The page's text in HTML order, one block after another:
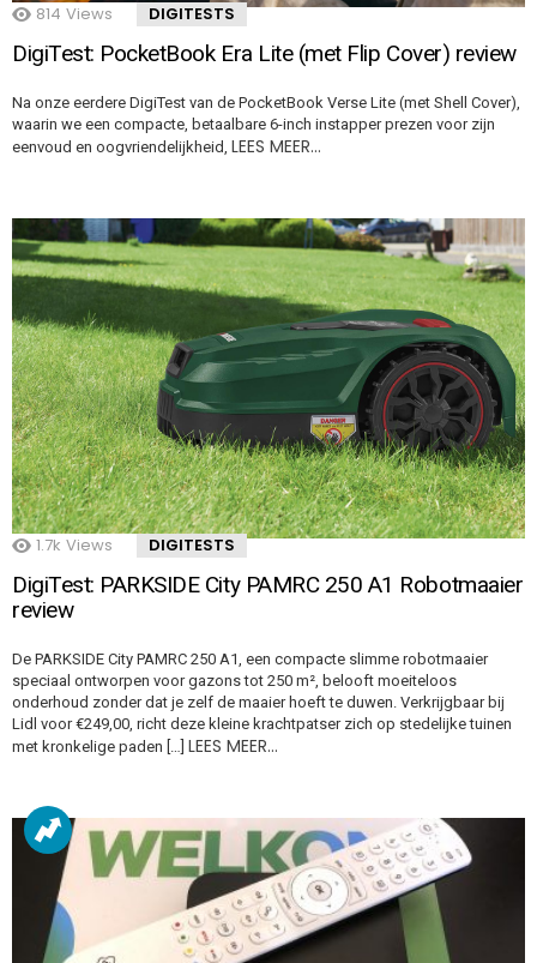
814 Views DIGITESTS
DigiTest: PocketBook Era Lite (met Flip Cover) review
Na onze eerdere DigiTest van de PocketBook Verse Lite (met Shell Cover),
waarin we een compacte, betaalbare 6-inch instapper prezen voor zijn
eenvoud en oogvriendelijkheid, LEES MEER…
1.7k Views DIGITESTS
DigiTest: PARKSIDE City PAMRC 250 A1 Robotmaaier
review
De PARKSIDE City PAMRC 250 A1, een compacte slimme robotmaaier
speciaal ontworpen voor gazons tot 250 m², belooft moeiteloos
onderhoud zonder dat je zelf de maaier hoeft te duwen. Verkrijgbaar bij
Lidl voor €249,00, richt deze kleine krachtpatser zich op stedelijke tuinen
met kronkelige paden […] LEES MEER…